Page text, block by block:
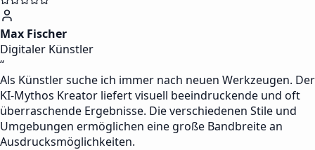
Max Fischer
Digitaler Künstler
“
Als Künstler suche ich immer nach neuen Werkzeugen. Der
KI-Mythos Kreator liefert visuell beeindruckende und oft
überraschende Ergebnisse. Die verschiedenen Stile und
Umgebungen ermöglichen eine große Bandbreite an
Ausdrucksmöglichkeiten.